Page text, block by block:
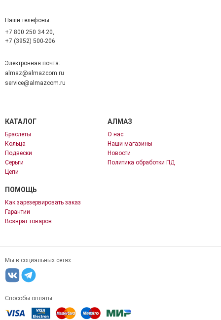
Наши телефоны:
+7 800 250 34 20,
+7 (3952) 500-206
Электронная почта:
almaz@almazcom.ru
service@almazcom.ru
КАТАЛОГ
Браслеты
Кольца
Подвески
Серьги
Цепи
АЛМАЗ
О нас
Наши магазины
Новости
Политика обработки ПД
ПОМОЩЬ
Как зарезервировать заказ
Гарантии
Возврат товаров
Мы в социальных сетях:
Способы оплаты